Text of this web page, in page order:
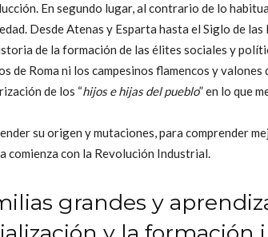
En segundo lugar, al contrario de lo
Desde Atenas y Esparta hasta el Siglo de
de la formación de las élites sociales y
de Roma ni los campesinos flamencos y
de los “hijos e hijas del pueblo” en lo que
su origen y mutaciones, para comprender
comienza con la Revolución Industrial.
grandes y